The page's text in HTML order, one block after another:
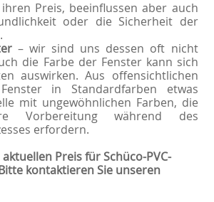
Preis, beeinflussen aber auch
oder die Sicherheit der
– wir sind uns dessen oft nicht
die Farbe der Fenster kann sich
auswirken. Aus offensichtlichen
in Standardfarben etwas
mit ungewöhnlichen Farben, die
Vorbereitung während des
erfordern.
Preis für Schüco-PVC-
kontaktieren Sie unseren